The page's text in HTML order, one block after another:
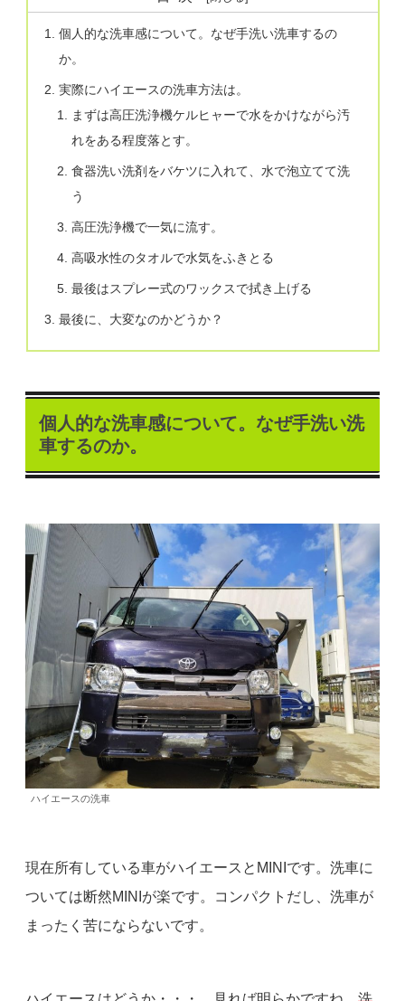
個人的な洗車感について。なぜ手洗い洗車するの
か。
実際にハイエースの洗車方法は。
まずは高圧洗浄機ケルヒャーで水をかけながら汚
れをある程度落とす。
食器洗い洗剤をバケツに入れて、水で泡立てて洗
う
高圧洗浄機で一気に流す。
高吸水性のタオルで水気をふきとる
最後はスプレー式のワックスで拭き上げる
最後に、大変なのかどうか？
個人的な洗車感について。なぜ手洗い洗
車するのか。
ハイエースの洗車
現在所有している車がハイエースとMINIです。洗車に
ついては断然MINIが楽です。コンパクトだし、洗車が
まったく苦にならないです。